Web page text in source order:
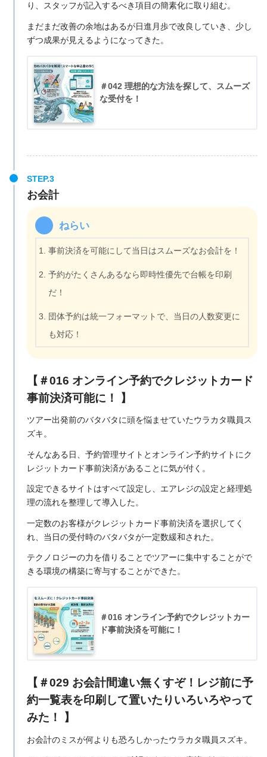
り、スタッフが記入するべき項目の簡素化に取り組む。
まだまだ改善の余地はあるが日進月歩で改良していき、少し
ずつ成果が見えるようになってきた。
＃042 理想的な方法を探して、スムーズ
な受付を！
お会計
ねらい
事前決済を可能にして当日はスムーズなお会計を！
予約がたくさんあるなら即時性優先で台帳を印刷
だ！
団体予約は統一フォーマットで、当日の人数変更に
も対応！
【＃016 オンライン予約でクレジットカード
事前決済可能に！ 】
ツアー出発前のバタバタに頭を悩ませていたウラカタ職員ス
ズキ。
そんなある日、予約管理サイトとオンライン予約サイトにク
レジットカード事前決済があることに気が付く。
設定できるサイトはすべて設定し、エアレジの設定と経理処
理の流れを整理して導入した。
一定数のお客様がクレジットカード事前決済を選択してく
れ、当日の受付時のバタバタが一定数緩和された。
テクノロジーの力を借りることでツアーに集中することがで
きる環境の構築に寄与することができた。
＃016 オンライン予約でクレジットカー
ド事前決済を可能に！
【＃029 お会計間違い無くすぞ！レジ前に予
約一覧表を印刷して置いたりいろいろやって
みた！ 】
お会計のミスが何よりも恐ろしかったウラカタ職員スズキ。